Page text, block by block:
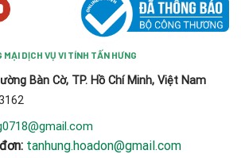
DỊCH VỤ VI TÍNH TẤN HƯNG
Bàn Cờ, TP. Hồ Chí Minh, Việt Nam
tanhung.hoadon@gmail.com